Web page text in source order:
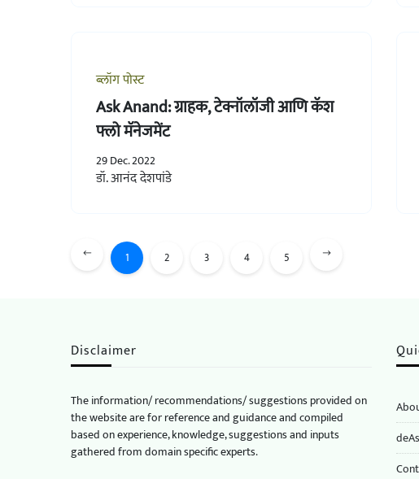
ब्लॉग पोस्ट
Ask Anand: ग्राहक, टेक्नॉलॉजी आणि कॅश
फ्लो मॅनेजमेंट
29 Dec. 2022
डॉ. आनंद देशपांडे
1 2 3 4 5
Disclaimer
The information/ recommendations/ suggestions provided on
the website are for reference and guidance and compiled
based on experience, knowledge, suggestions and inputs
gathered from domain specific experts.